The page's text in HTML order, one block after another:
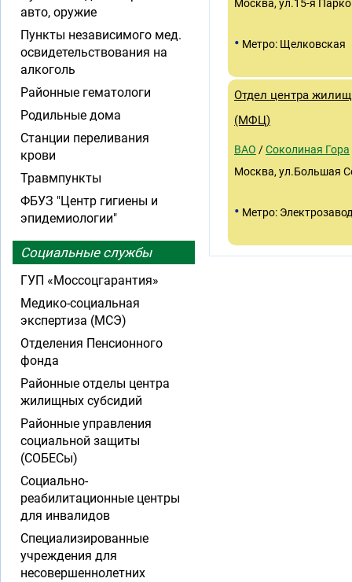
Москва, ул.15-я
• Метро: Щелковская
Отдел центра
(МФЦ)
ВАО /Соколиная Гора
Москва, ул.Большая
• Метро:
авто, оружие
Пункты независимого мед.
освидетельствования на
алкоголь
Районные гематологи
Родильные дома
Станции переливания
крови
Травмпункты
ФБУЗ "Центр гигиены и
эпидемиологии"
Социальные службы
ГУП «Моссоцгарантия»
Медико-социальная
экспертиза (МСЭ)
Отделения Пенсионного
фонда
Районные отделы центра
жилищных субсидий
Районные управления
социальной защиты
(СОБЕСы)
Социально-
реабилитационные центры
для инвалидов
Специализированные
учреждения для
несовершеннолетних